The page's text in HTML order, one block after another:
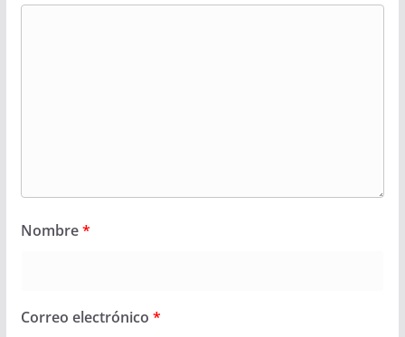
Nombre*
Correo electrónico *